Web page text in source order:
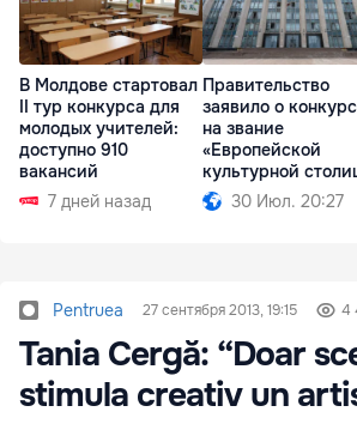
В Молдове стартовал
II тур конкурса для
молодых учителей:
доступно 910
вакансий
7 дней назад
Правительство
заявило о
на звание
«Европейской
культурной
2033 года
30 Июл. 20:27
Pentruea 27 сентября 2013, 19:15 4
Tania Cergă: “Doar
stimula creativ un